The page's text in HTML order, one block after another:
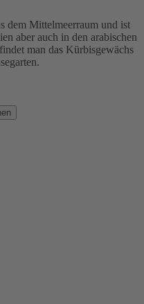
dem Mittelmeerraum und ist
aber auch in den arabischen
man das Kürbisgewächs